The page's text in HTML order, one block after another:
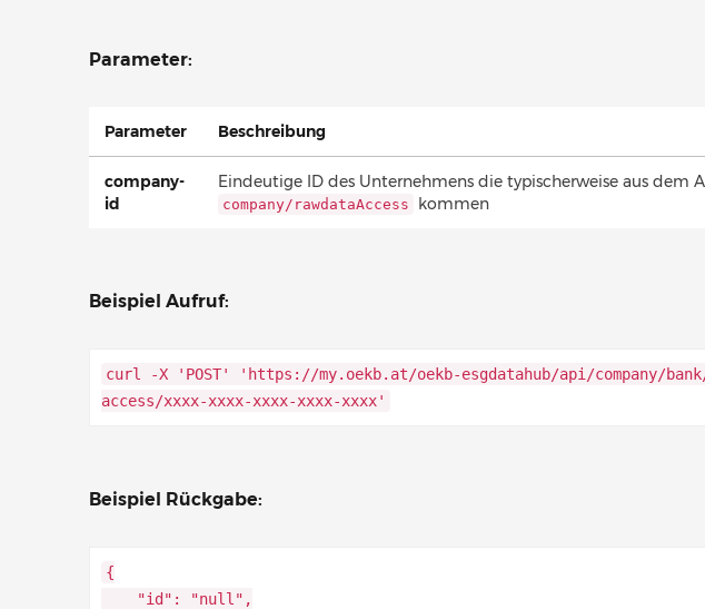
Parameter:
Parameter Beschreibung
company-
id
Eindeutige ID des Unternehmens die typischerweise aus dem
company/rawdataAccess kommen
Beispiel Aufruf:
curl -X 'POST' 'https://my.oekb.at/oekb-esgdatahub/api/company/bank/
access/xxxx-xxxx-xxxx-xxxx-xxxx'
Beispiel Rückgabe:
{
"id": "null",